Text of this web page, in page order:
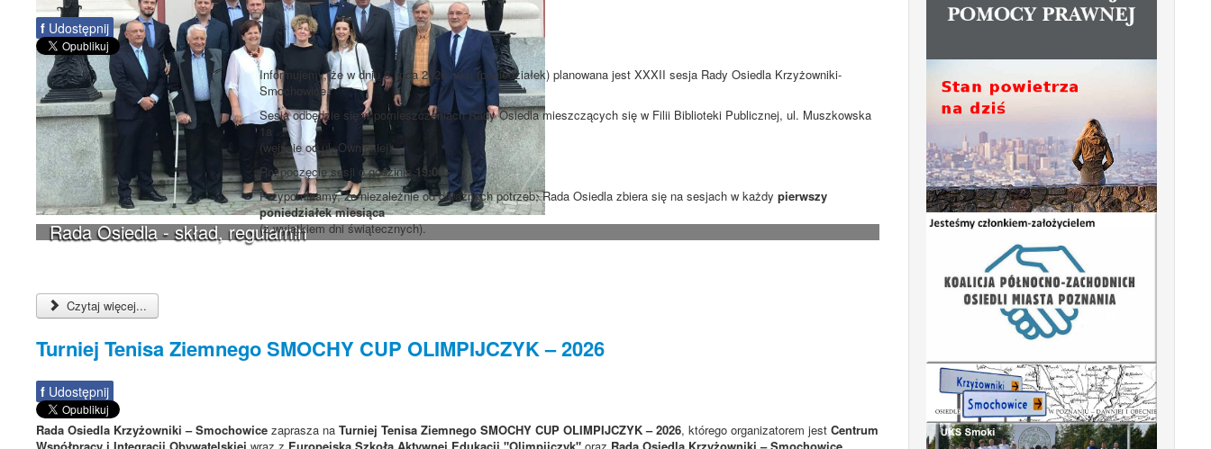
Rada Osiedla - skład, regulamin
f Udostępnij
Informujemy, że w dniu 6 lipca 2026 roku (poniedziałek) planowana jest XXXII sesja Rady Osiedla Krzyżowniki-
Smochowice.
Sesja odbędzie się w pomieszczeniach Rady Osiedla mieszczących się w Filii Biblioteki Publicznej, ul. Muszkowska
1a
(wejście od ul. Ownickiej).
Rozpoczęcie sesji o godzinie 19:00.
Przypominamy, że niezależnie od doraźnych potrzeb, Rada Osiedla zbiera się na sesjach w każdy pierwszy
poniedziałek miesiąca
(z wyjątkiem dni świątecznych).
Czytaj więcej...
Turniej Tenisa Ziemnego SMOCHY CUP OLIMPIJCZYK – 2026
f Udostępnij
Rada Osiedla Krzyżowniki – Smochowice zaprasza na Turniej Tenisa Ziemnego SMOCHY CUP OLIMPIJCZYK – 2026, którego organizatorem jest Centrum
Współpracy i Integracji Obywatelskiej wraz z Europejską Szkołą Aktywnej Edukacji "Olimpijczyk" oraz Rada Osiedla Krzyżowniki – Smochowice.